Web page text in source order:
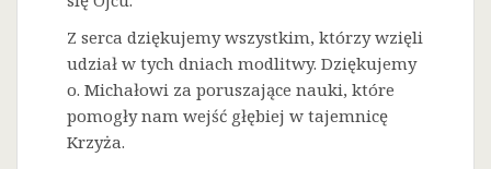
Z serca dziękujemy wszystkim, którzy wzięli
udział w tych dniach modlitwy. Dziękujemy
o. Michałowi za poruszające nauki, które
pomogły nam wejść głębiej w tajemnicę
Krzyża.